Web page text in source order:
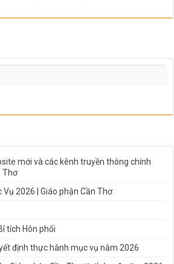
mới và các kênh truyền thông chính
Thơ
Vụ 2026 | Giáo phận Cần Thơ
tích Hôn phối
định thực hành mục vụ năm 2026